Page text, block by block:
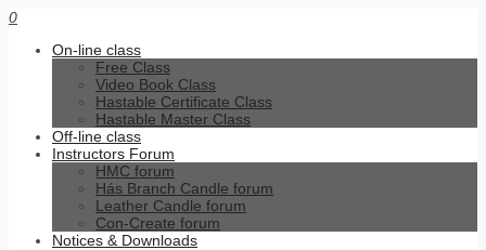
0
On-line class
Free Class
Video Book Class
Hastable Certificate Class
Hastable Master Class
Off-line class
Instructors Forum
HMC forum
Hás Branch Candle forum
Leather Candle forum
Con-Create forum
Notices & Downloads